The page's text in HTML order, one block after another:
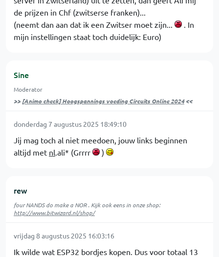
de prijzen in Chf (zwitserse franken)...
(neemt dan aan dat ik een Zwitser moet zijn...
. In
mijn instellingen staat toch duidelijk: Euro)
Sine
Moderator
>> [Animo check] Hoogspannings voeding Circuits Online 2024<<
donderdag 7 augustus 2025 18:49:10
Jij mag toch al niet meedoen, jouw links beginnen
altijd met nl .ali* (Grrrr )
rew
four NANDS do make a NOR . Kijk ook eens in onze shop:
http://www.bitwizard.nl/shop/
vrijdag 8 augustus 2025 16:03:16
Ik wilde wat ESP32 bordjes kopen. Dus voor totaal 13